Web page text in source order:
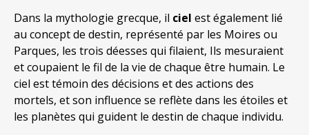
Dans la mythologie grecque, il ciel est également lié
au concept de destin, représenté par les Moires ou
Parques, les trois déesses qui filaient, Ils mesuraient
et coupaient le fil de la vie de chaque être humain. Le
ciel est témoin des décisions et des actions des
mortels, et son influence se reflète dans les étoiles et
les planètes qui guident le destin de chaque individu.